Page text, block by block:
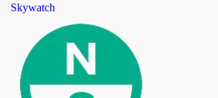
Skywatch